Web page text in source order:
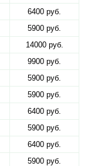
6400 руб.
5900 руб.
14000 руб.
9900 руб.
5900 руб.
5900 руб.
6400 руб.
5900 руб.
6400 руб.
5900 руб.